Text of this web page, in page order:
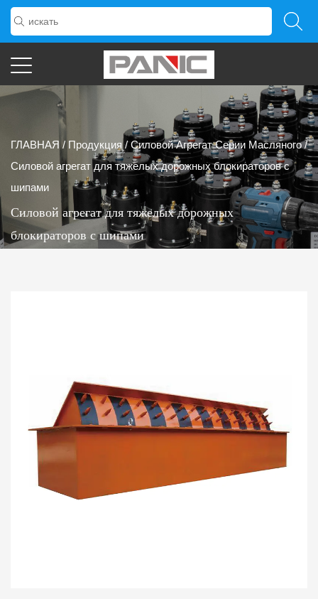
ГЛАВНАЯ / Продукция/Силовой Агрегат Серии Масляного/
Силовой агрегат для тяжелых дорожных блокираторов с
шипами
Силовой агрегат для тяжелых дорожных
блокираторов с шипами